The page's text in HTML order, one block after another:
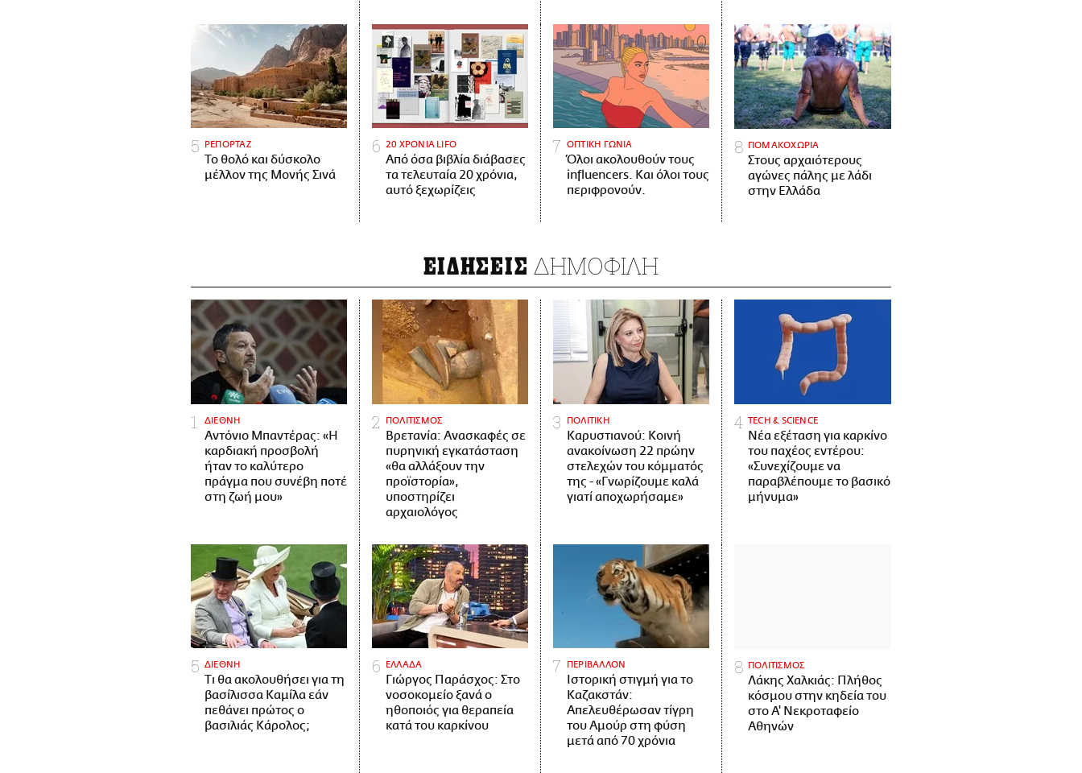
ΡΕΠΟΡΤΑΖ
Το θολό και δύσκολο
μέλλον της Μονής Σινά
20 ΧΡΟΝΙΑ LIFO
Από όσα βιβλία διάβασες
τα τελευταία 20 χρόνια,
αυτό ξεχωρίζεις
ΟΠΤΙΚΗ ΓΩΝΙΑ
Όλοι ακολουθούν τους
influencers. Και όλοι τους
περιφρονούν.
ΠΟΜΑΚΟΧΩΡΙΑ
Στους αρχαιότερους
αγώνες πάλης με λάδι
στην Ελλάδα
ΕΙΔΗΣΕΙΣ ΔΗΜΟΦΙΛΗ
ΔΙΕΘΝΗ
Αντόνιο Μπαντέρας: «Η
καρδιακή προσβολή
ήταν το καλύτερο
πράγμα που συνέβη ποτέ
στη ζωή μου»
ΠΟΛΙΤΙΣΜΟΣ
Βρετανία: Ανασκαφές σε
πυρηνική εγκατάσταση
«θα αλλάξουν την
προϊστορία»,
υποστηρίζει
αρχαιολόγος
ΠΟΛΙΤΙΚΗ
Καρυστιανού: Κοινή
ανακοίνωση 22 πρώην
στελεχών του κόμματός
της - «Γνωρίζουμε καλά
γιατί αποχωρήσαμε»
ΤECH & SCIENCE
Νέα εξέταση για καρκίνο
του παχέος εντέρου:
«Συνεχίζουμε να
παραβλέπουμε το βασικό
μήνυμα»
ΔΙΕΘΝΗ
Τι θα ακολουθήσει για τη
βασίλισσα Καμίλα εάν
πεθάνει πρώτος ο
βασιλιάς Κάρολος;
ΕΛΛΑΔΑ
Γιώργος Παράσχος: Στο
νοσοκομείο ξανά ο
ηθοποιός για θεραπεία
κατά του καρκίνου
ΠΕΡΙΒΑΛΛΟΝ
Ιστορική στιγμή για το
Καζακστάν:
Απελευθέρωσαν τίγρη
του Αμούρ στη φύση
μετά από 70 χρόνια
ΠΟΛΙΤΙΣΜΟΣ
Λάκης Χαλκιάς: Πλήθος
κόσμου στην κηδεία του
στο Α' Νεκροταφείο
Αθηνών